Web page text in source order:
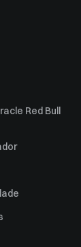
Red Bull